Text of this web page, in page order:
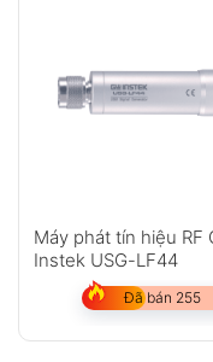
Máy phát tín hiệu RF
Instek USG-LF44
Đã bán 255